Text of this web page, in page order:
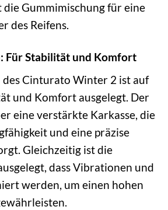
Gummimischung für eine
des Reifens.
Für Stabilität und Komfort
Cinturato Winter 2 ist auf
und Komfort ausgelegt. Der
eine verstärkte Karkasse, die
und eine präzise
Gleichzeitig ist die
dass Vibrationen und
werden, um einen hohen